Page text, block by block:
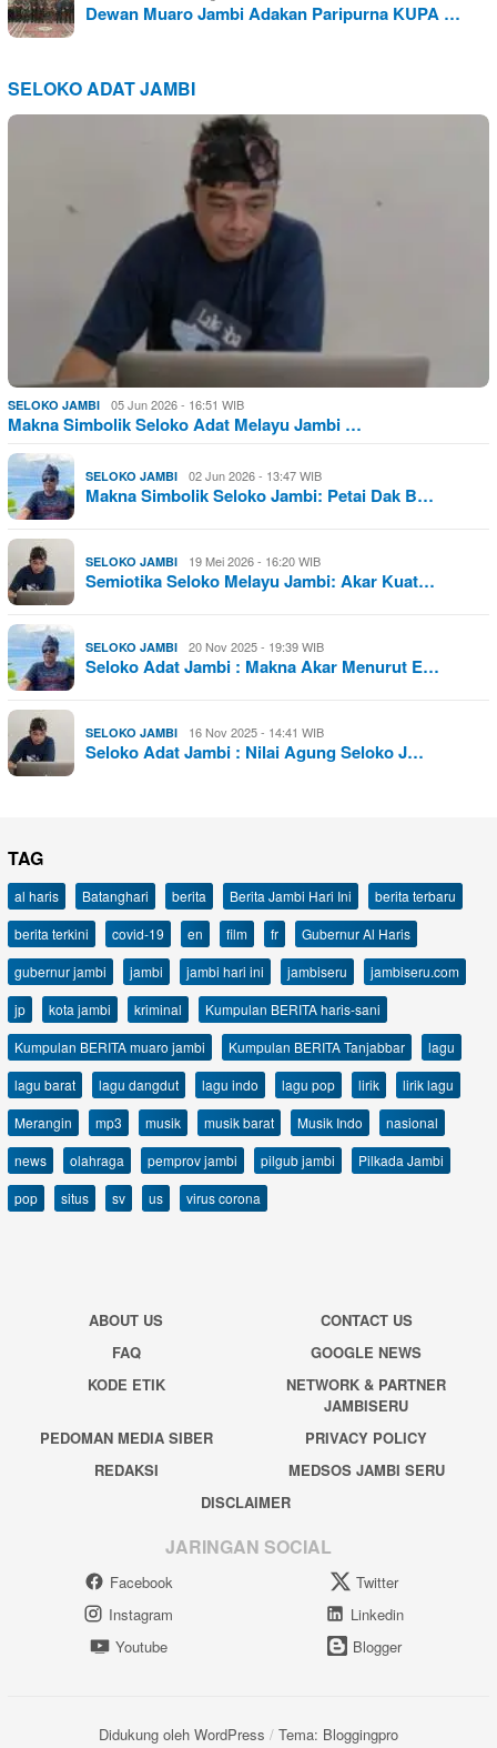
Dewan Muaro Jambi Adakan Paripurna KUPA …
SELOKO ADAT JAMBI
SELOKO JAMBI 05 Jun 2026 - 16:51 WIB
Makna Simbolik Seloko Adat Melayu Jambi …
SELOKO JAMBI 02 Jun 2026 - 13:47 WIB
Makna Simbolik Seloko Jambi: Petai Dak B…
SELOKO JAMBI 19 Mei 2026 - 16:20 WIB
Semiotika Seloko Melayu Jambi: Akar Kuat…
SELOKO JAMBI 20 Nov 2025 - 19:39 WIB
Seloko Adat Jambi : Makna Akar Menurut E…
SELOKO JAMBI 16 Nov 2025 - 14:41 WIB
Seloko Adat Jambi : Nilai Agung Seloko J…
TAG
al haris Batanghari berita Berita Jambi Hari Ini
berita terbaru
berita terkini
covid-19 en film fr
Gubernur Al Haris
gubernur jambi
jambi jambi hari ini jambiseru
jambiseru.com
jp
kota jambi kriminal
Kumpulan BERITA haris-sani
Kumpulan BERITA muaro jambi
Kumpulan BERITA Tanjabbar
lagu
lagu barat
lagu dangdut lagu indo lagu pop lirik
lirik lagu
Merangin
mp3 musik musik barat Musik Indo
nasional
news
olahraga pemprov jambi pilgub jambi
Pilkada Jambi
pop
situs sv us virus corona
ABOUT US
CONTACT US
FAQ
GOOGLE NEWS
KODE ETIK
NETWORK & PARTNER
JAMBISERU
PEDOMAN MEDIA SIBER
PRIVACY POLICY
REDAKSI
MEDSOS JAMBI SERU
DISCLAIMER
JARINGAN SOCIAL
Facebook
Twitter
Instagram
Linkedin
Youtube
Blogger
Didukung oleh WordPress / Tema: Bloggingpro